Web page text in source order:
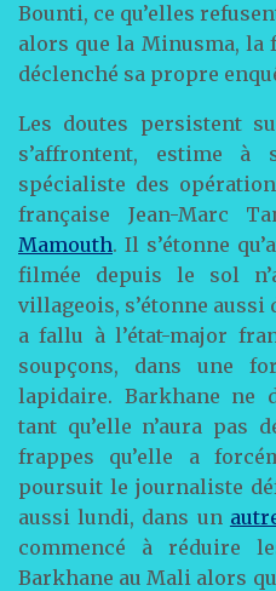
Bounti, ce qu’elles
alors que la Minusma, la
déclenché sa propre
Les doutes persistent
s’affrontent, estime
spécialiste des
française Jean-Marc
Mamouth. Il s’étonne
filmée depuis le sol
villageois, s’étonne aussi
a fallu à l’état-major
soupçons, dans une
lapidaire. Barkhane ne
tant qu’elle n’aura pas
frappes qu’elle a
poursuit le journaliste
aussi lundi, dans un
commencé à réduire
Barkhane au Mali alors